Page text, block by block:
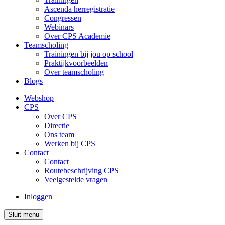
Ascenda herregistratie
Congressen
Webinars
Over CPS Academie
Teamscholing
Trainingen bij jou op school
Praktijkvoorbeelden
Over teamscholing
Blogs
Webshop
CPS
Over CPS
Directie
Ons team
Werken bij CPS
Contact
Contact
Routebeschrijving CPS
Veelgestelde vragen
Inloggen
Sluit menu